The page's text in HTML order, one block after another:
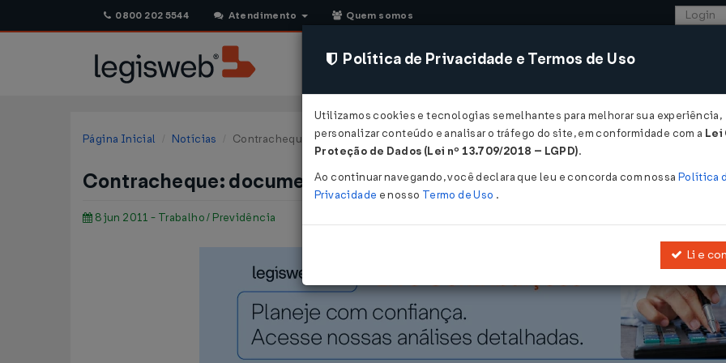
0800 202 5544 Atendimento Quem somos
CONSULTORIA SISTEMAS COMÉRCIO
Página Inicial Notícias Contracheque: documento deve conter especificação de cada parcela...
Contracheque: documento deve conter especificação de cada
8 jun 2011 - Trabalho / Previdência
Política de Privacidade e Termos de Uso
Utilizamos cookies e tecnologias semelhantes para melhorar sua experiência,
personalizar conteúdo e analisar o tráfego do site, em conformidade com a Lei
Proteção de Dados (Lei nº 13.709/2018 – LGPD).
Ao continuar navegando, você declara que leu e concorda com nossa Política
Privacidade e nosso Termo de Uso .
Li e